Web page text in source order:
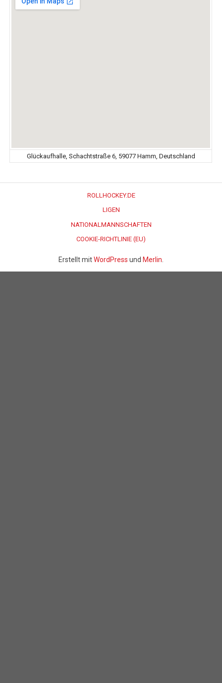
Glückaufhalle, Schachtstraße 6, 59077 Hamm, Deutschland
ROLLHOCKEY.DE
LIGEN
NATIONALMANNSCHAFTEN
COOKIE-RICHTLINIE (EU)
Erstellt mitWordPress und Merlin.